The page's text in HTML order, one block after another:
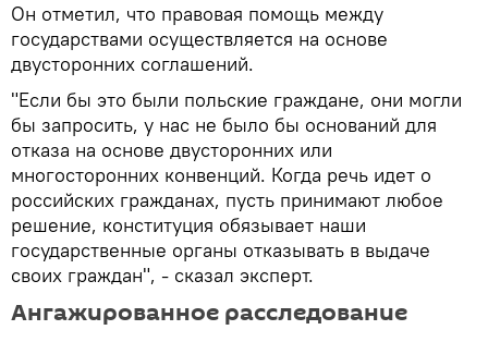
Он отметил, что правовая помощь между
государствами осуществляется на основе
двусторонних соглашений.
"Если бы это были польские граждане, они могли
бы запросить, у нас не было бы оснований для
отказа на основе двусторонних или
многосторонних конвенций. Когда речь идет о
российских гражданах, пусть принимают любое
решение, конституция обязывает наши
государственные органы отказывать в выдаче
своих граждан", - сказал эксперт.
Ангажированное расследование